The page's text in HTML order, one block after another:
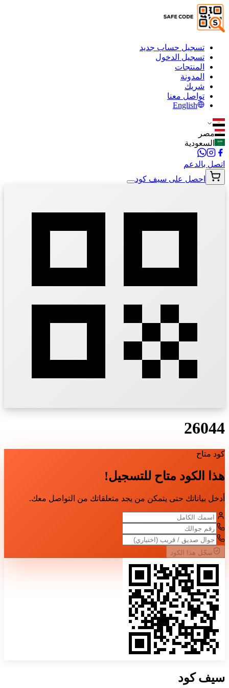
تسجيل حساب جديد
تسجيل الدخول
المنتجات
المدونة
شريك
تواصل معنا
English
مصر
السعودية
اتصل بالدعم
احصل على سيف كود
26044
كود متاح
هذا الكود متاح للتسجيل!
أدخل بياناتك حتى يتمكن من يجد متعلقاتك من التواصل معك.
سجّل هذا الكود
سيفكود